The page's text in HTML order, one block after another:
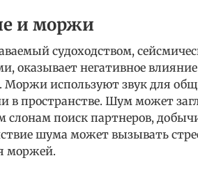
и моржи
судоходством,
оказывает негативное
используют звук для
в пространстве. Шум может
слонам поиск партнеров,
шума может вызывать
моржей.